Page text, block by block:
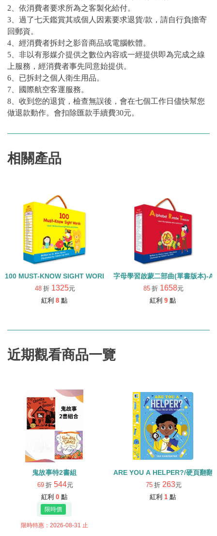
2、依消費者要求所為之客製化給付。
3、過了七天鑑賞其或個人因素要求退貨/款，請自行負擔寄
回郵資。
4、經消費者拆封之影音商品或電腦軟體。
5、非以有形媒介提供之數位內容或一經提供即為完成之線
上服務，經消費者事先同意始提供。
6、已拆封之個人衛生用品。
7、國際航空客運服務。
8、收到您的退貨，檢查無誤後，會在七個工作日儘快幫您
做退款動作。會扣除匯款手續費30元。
相關產品
100 MUST-KNOW SIGHT WORDS/常見字強化英語力/內含25本小書
48 折 1325元
紅利 8 點
字母學習啟蒙二部曲(單書版本)-
85 折 1658元
紅利 9 點
近期觀看商品一覽
鬼故事特2書組
69 折 544元
紅利 0 點
限時特惠：2026-08-31 止
ARE YOU A HELPER?/硬頁翻翻
75 折 263元
紅利 1 點